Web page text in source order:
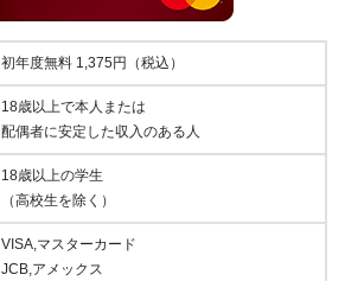
初年度無料 1,375円（税込）
18歳以上で本人または
配偶者に安定した収入のある人
18歳以上の学生
（高校生を除く）
VISA,マスターカード
JCB,アメックス